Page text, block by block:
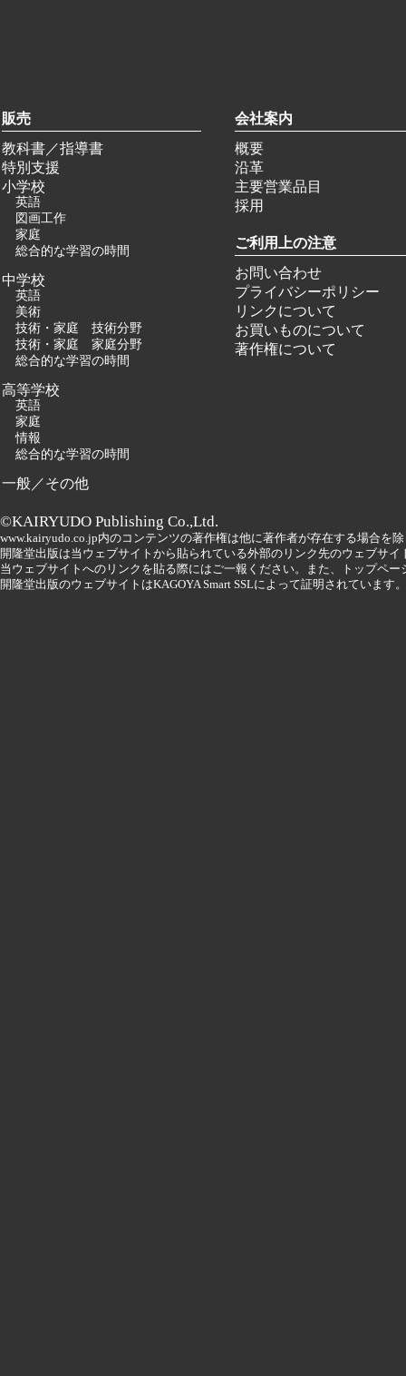
販売
教科書／指導書
特別支援
小学校
英語
図画工作
家庭
総合的な学習の時間
中学校
英語
美術
技術・家庭 技術分野
技術・家庭 家庭分野
総合的な学習の時間
高等学校
英語
家庭
情報
総合的な学習の時間
一般／その他
会社案内
概要
沿革
主要営業品目
採用
ご利用上の注意
お問い合わせ
プライバシーポリシー
リンクについて
お買いものについて
著作権について
©KAIRYUDO Publishing Co.,Ltd.
www.kairyudo.co.jp内のコンテンツの著作権は他に著作者が存在する場合を
開隆堂出版は当ウェブサイトから貼られている外部のリンク先のウェブサ
当ウェブサイトへのリンクを貼る際にはご一報ください。また、トップペ
開隆堂出版のウェブサイトはKAGOYA Smart SSLによって証明されています。